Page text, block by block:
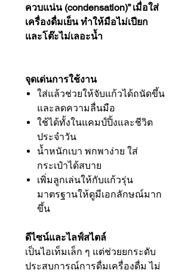
ควบแน่น (condensation)” เมื่อใส่
เครื่องดื่มเย็น ทำให้มือไม่เปียก
และโต๊ะไม่เลอะน้ำ
จุดเด่นการใช้งาน
ใส่แล้วช่วยให้จับแก้วได้ถนัดขึ้น
และลดความลื่นมือ
ใช้ได้ทั้งในแคมป์ปิ้งและชีวิต
ประจำวัน
น้ำหนักเบา พกพาง่าย ใส่
กระเป๋าได้สบาย
เพิ่มลูกเล่นให้กับแก้วรุ่น
มาตรฐานให้ดูมีเอกลักษณ์มาก
ขึ้น
ดีไซน์และไลฟ์สไตล์
เป็นไอเท็มเล็ก ๆ แต่ช่วยยกระดับ
ประสบการณ์การดื่มเครื่องดื่ม ไม่